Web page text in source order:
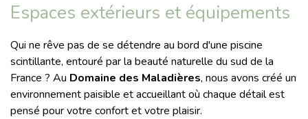
Espaces extérieurs et équipements
Qui ne rêve pas de se détendre au bord d'une piscine
scintillante, entouré par la beauté naturelle du sud de la
France ? Au Domaine des Maladières, nous avons créé un
environnement paisible et accueillant où chaque détail est
pensé pour votre confort et votre plaisir.